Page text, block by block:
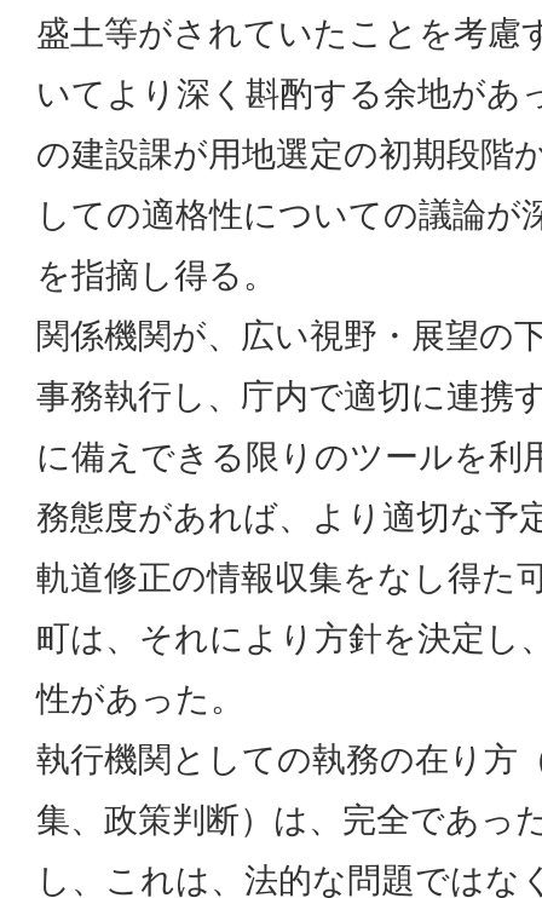
盛土等がされていたことを考慮
いてより深く斟酌する余地があ
の建設課が用地選定の初期段階
しての適格性についての議論が
を指摘し得る。
関係機関が、広い視野・展望の
事務執行し、庁内で適切に連携
に備えできる限りのツールを利
務態度があれば、より適切な予
軌道修正の情報収集をなし得た
町は、それにより方針を決定し
性があった。
執行機関としての執務の在り方
集、政策判断）は、完全であっ
し、これは、法的な問題ではな